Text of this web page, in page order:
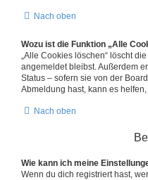
Nach oben
Wozu ist die Funktion „Alle
„Alle Cookies löschen“ löscht
angemeldet bleibst. Außerdem
Status – sofern sie von der
Abmeldung hast, kann es
Nach oben
Wie kann ich meine
Wenn du dich registriert hast,